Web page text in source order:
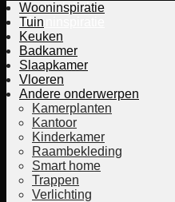
Woonwinkels
Wooninspiratie
Wooninspiratie
Tuin
Keuken
Badkamer
Slaapkamer
Vloeren
Andere onderwerpen
Kamerplanten
Kantoor
Kinderkamer
Raambekleding
Smart home
Trappen
Verlichting